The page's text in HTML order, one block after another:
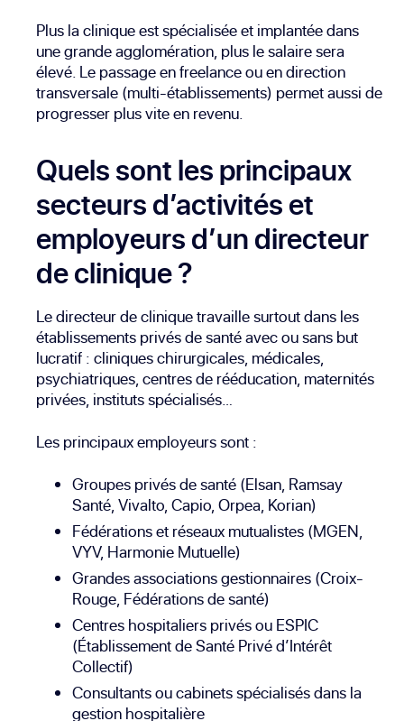
Plus la clinique est spécialisée et implantée dans
une grande agglomération, plus le salaire sera
élevé. Le passage en freelance ou en direction
transversale (multi-établissements) permet aussi de
progresser plus vite en revenu.
Quels sont les principaux
secteurs d’activités et
employeurs d’un directeur
de clinique ?
Le directeur de clinique travaille surtout dans les
établissements privés de santé avec ou sans but
lucratif : cliniques chirurgicales, médicales,
psychiatriques, centres de rééducation, maternités
privées, instituts spécialisés…
Les principaux employeurs sont :
Groupes privés de santé (Elsan, Ramsay
Santé, Vivalto, Capio, Orpea, Korian)
Fédérations et réseaux mutualistes (MGEN,
VYV, Harmonie Mutuelle)
Grandes associations gestionnaires (Croix-
Rouge, Fédérations de santé)
Centres hospitaliers privés ou ESPIC
(Établissement de Santé Privé d’Intérêt
Collectif)
Consultants ou cabinets spécialisés dans la
gestion hospitalière